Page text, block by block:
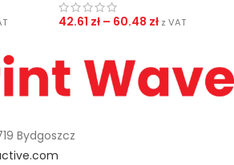
42.61 zł – 60.48 zł z VAT
Bydgoszcz